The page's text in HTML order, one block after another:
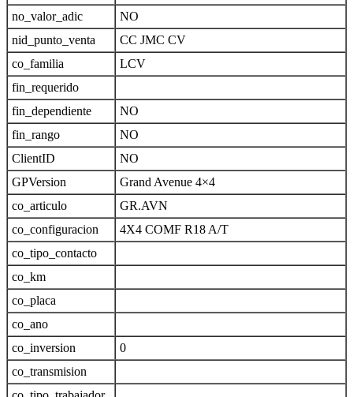
no_valor_adic
NO
nid_punto_venta
CC JMC CV
co_familia
LCV
fin_requerido
fin_dependiente
NO
fin_rango
NO
ClientID
NO
GPVersion
Grand Avenue 4×4
co_articulo
GR.AVN
co_configuracion
4X4 COMF R18 A/T
co_tipo_contacto
co_km
co_placa
co_ano
co_inversion
0
co_transmision